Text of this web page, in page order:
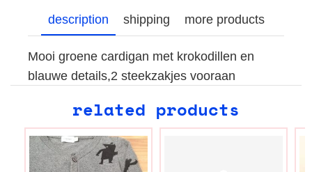
description shipping more products
Mooi groene cardigan met krokodillen en
blauwe details,2 steekzakjes vooraan
related products